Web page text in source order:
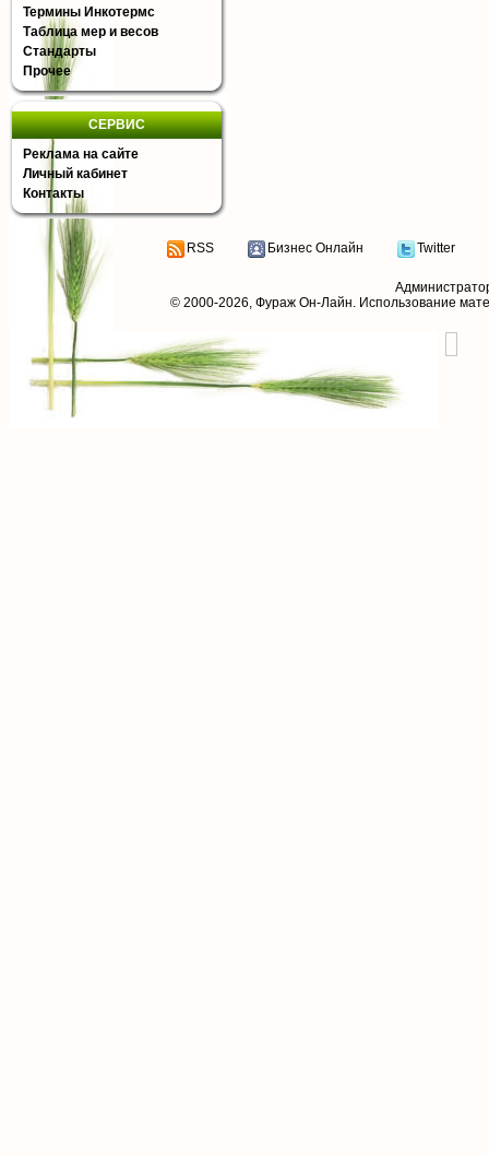
Термины Инкотермс
Таблица мер и весов
Стандарты
Прочее
СЕРВИС
Реклама на сайте
Личный кабинет
Контакты
RSS Бизнес Онлайн Twitter
© 2000-2026, Фураж Он-Лайн. Использование